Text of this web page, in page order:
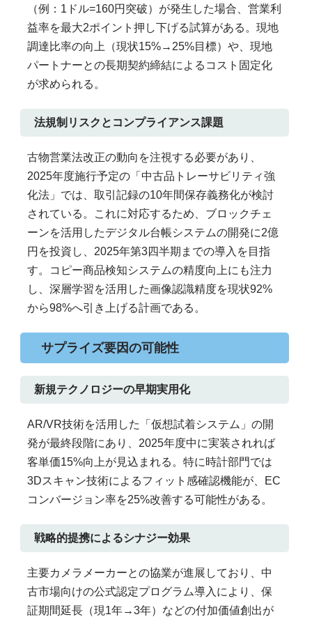
（例：1ドル=160円突破）が発生した場合、営業利
益率を最大2ポイント押し下げる試算がある。現地
調達比率の向上（現状15%→25%目標）や、現地
パートナーとの長期契約締結によるコスト固定化
が求められる。
法規制リスクとコンプライアンス課題
古物営業法改正の動向を注視する必要があり、
2025年度施行予定の「中古品トレーサビリティ強
化法」では、取引記録の10年間保存義務化が検討
されている。これに対応するため、ブロックチェ
ーンを活用したデジタル台帳システムの開発に2億
円を投資し、2025年第3四半期までの導入を目指
す。コピー商品検知システムの精度向上にも注力
し、深層学習を活用した画像認識精度を現状92%
から98%へ引き上げる計画である。
サプライズ要因の可能性
新規テクノロジーの早期実用化
AR/VR技術を活用した「仮想試着システム」の開
発が最終段階にあり、2025年度中に実装されれば
客単価15%向上が見込まれる。特に時計部門では
3Dスキャン技術によるフィット感確認機能が、EC
コンバージョン率を25%改善する可能性がある。
戦略的提携によるシナジー効果
主要カメラメーカーとの協業が進展しており、中
古市場向けの公式認定プログラム導入により、保
証期間延長（現1年→3年）などの付加価値創出が